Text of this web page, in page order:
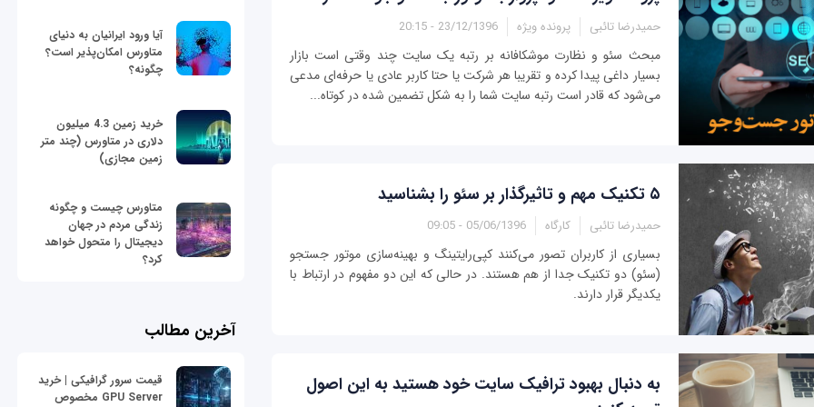
حمیدرضا تائبی پرونده ویژه 23/12/1396 - 20:15
مبحث سئو و نظارت موشکافانه بر رتبه یک سایت چند وقتی است بازار
بسیار داغی پیدا کرده و تقریبا هر شرکت یا حتا کاربر عادی یا حرفه‌ای مدعی
می‌شود که قادر است رتبه سایت شما را به شکل تضمین شده در کوتاه‌...
۵ تکنیک مهم و تاثیرگذار بر سئو را بشناسید
حمیدرضا تائبی کارگاه 05/06/1396 - 09:05
بسیاری از کاربران تصور می‌کنند کپی‌رایتینگ و بهینه‌سازی موتور جستجو
(سئو) دو تکنیک جدا از هم هستند. در حالی که این دو مفهوم در ارتباط با
یکدیگر قرار دارند.
به دنبال بهبود ترافیک سایت خود هستید به این اصول
آیا ورود ایرانیان به دنیای
متاورس امکان‌پذیر است؟
چگونه؟
خرید زمین 4.3 میلیون
دلاری در متاورس (چند متر
زمین مجازی)
متاورس چیست و چگونه
زندگی مردم در جهان
دیجیتال را متحول خواهد
کرد؟
آخرین مطالب
قیمت سرور گرافیکی | خرید
GPU Server مخصوص